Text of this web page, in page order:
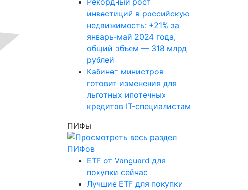
Рекордный рост
инвестиций в российскую
недвижимость: +21% за
январь-май 2024 года,
общий объем — 318 млрд
рублей
Кабинет министров
готовит изменения для
льготных ипотечных
кредитов IT-специалистам
ПИФы
ETF от Vanguard для
покупки сейчас
Лучшие ETF для покупки